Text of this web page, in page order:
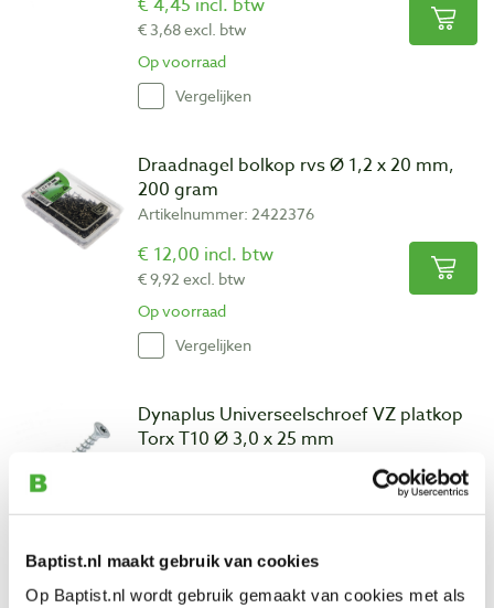
Baptist.nl maakt gebruik van cookies
Op Baptist.nl wordt gebruik gemaakt van cookies met als
€ 3,68 excl. btw
Op voorraad
Vergelijken
Draadnagel bolkop rvs Ø 1,2 x 20 mm,
200 gram
Artikelnummer: 2422376
€ 12,00 incl. btw
€ 9,92 excl. btw
Op voorraad
Vergelijken
Dynaplus Universeelschroef VZ platkop
Torx T10 Ø 3,0 x 25 mm
Op voorraad
Vergelijken